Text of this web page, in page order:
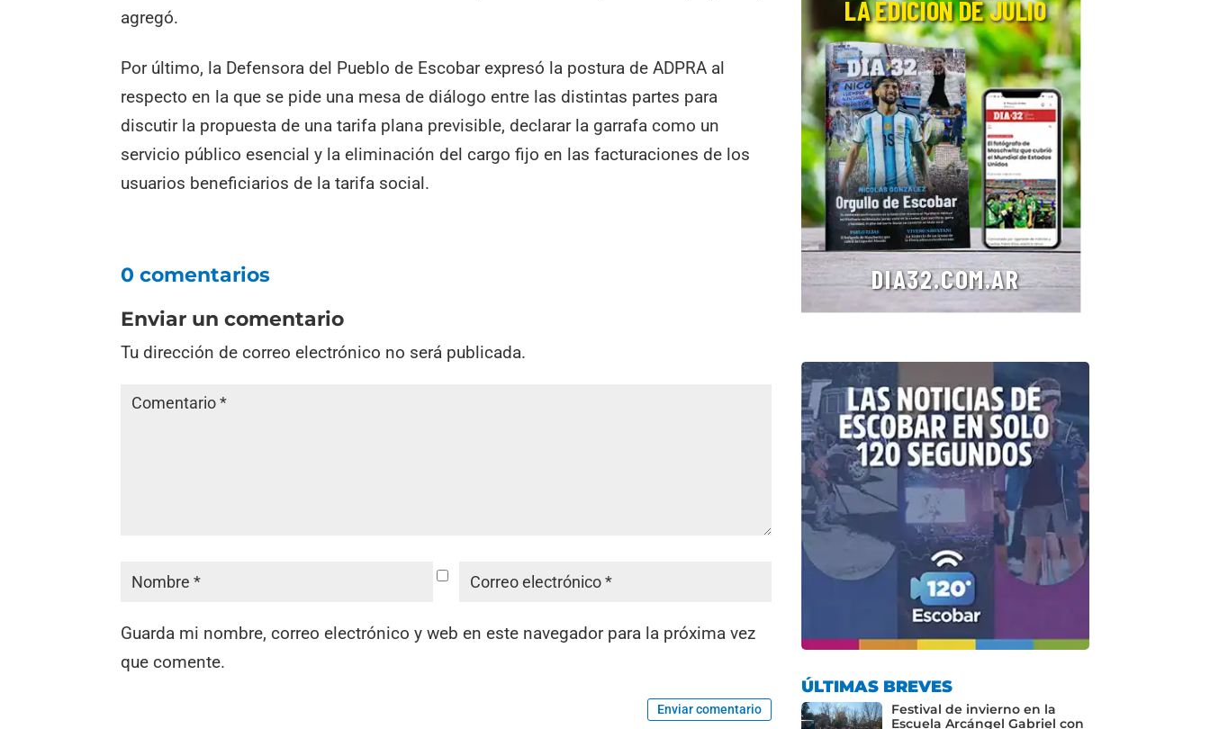
agregó.
Por último, la Defensora del Pueblo de Escobar expresó la postura de ADPRA al
respecto en la que se pide una mesa de diálogo entre las distintas partes para
discutir la propuesta de una tarifa plana previsible, declarar la garrafa como un
servicio público esencial y la eliminación del cargo fijo en las facturaciones de los
usuarios beneficiarios de la tarifa social.
0 comentarios
Enviar un comentario
Tu dirección de correo electrónico no será publicada.
Guarda mi nombre, correo electrónico y web en este navegador para la próxima vez
que comente.
Enviar comentario
ÚLTIMAS BREVES
Festival de invierno en la
Escuela Arcángel Gabriel con